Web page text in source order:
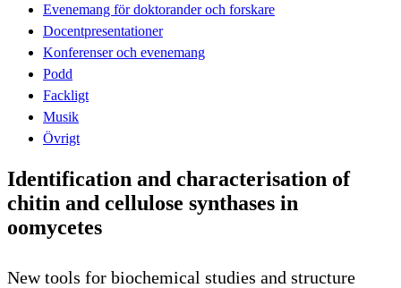
Evenemang för doktorander och forskare
Docentpresentationer
Konferenser och evenemang
Podd
Fackligt
Musik
Övrigt
Identification and characterisation of
chitin and cellulose synthases in
oomycetes
New tools for biochemical studies and structure